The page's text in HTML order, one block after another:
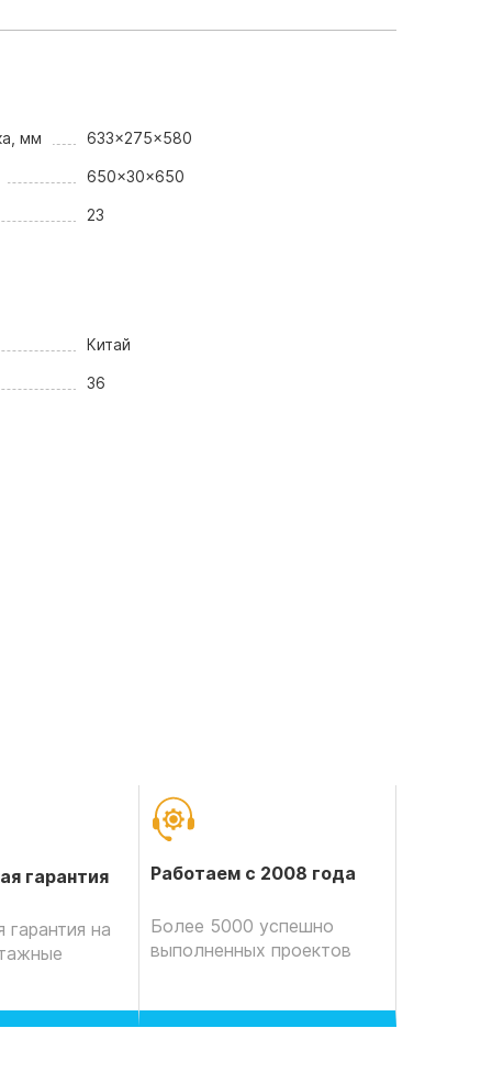
мм 633x275x580
650x30x650
23
Китай
36
гарантия
гарантия на
Работаем с 2008 года
Более 5000 успешно
выполненных проектов